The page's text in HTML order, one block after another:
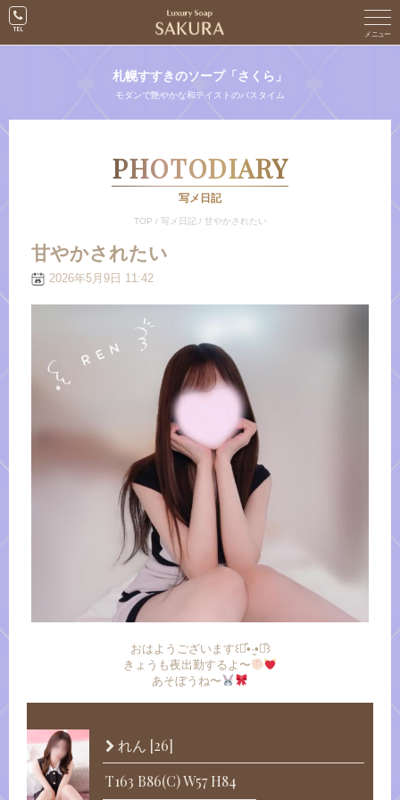
札幌すすきのソープ「さくら」
モダンで艶やかな和テイストのバスタイム
PHOTODIARY
写メ日記
TOP / 写メ日記 / 甘やかされたい
甘やかされたい
2026年5月9日 11:42
おはようございます꒰⌯͒•·̫•⌯͒꒱
きょうも夜出勤するよ〜
あそぼうね〜
れん [26]
T163 B86(C) W57 H84